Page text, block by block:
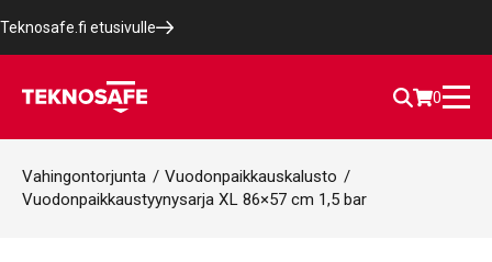
Teknosafe.fi etusivulle
0
Vahingontorjunta / Vuodonpaikkauskalusto /
Vuodonpaikkaustyynysarja XL 86×57 cm 1,5 bar